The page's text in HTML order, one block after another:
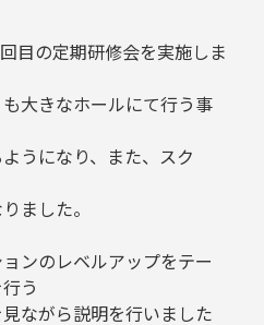
目の定期研修会を実施しま
大きなホールにて行う事
うになり、また、スク
ました。
ンのレベルアップをテー
う
ながら説明を行いました